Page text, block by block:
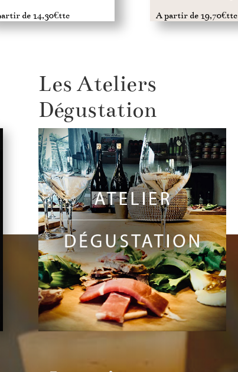
de 14,30€ttc
A partir de 19,70€ttc
Les Ateliers
Dégustation